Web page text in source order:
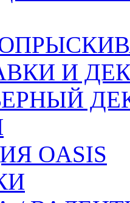
И
OASIS